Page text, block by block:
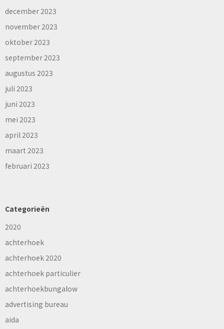
december 2023
november 2023
oktober 2023
september 2023
augustus 2023
juli 2023
juni 2023
mei 2023
april 2023
maart 2023
februari 2023
Categorieën
2020
achterhoek
achterhoek 2020
achterhoek particulier
achterhoekbungalow
advertising bureau
aida